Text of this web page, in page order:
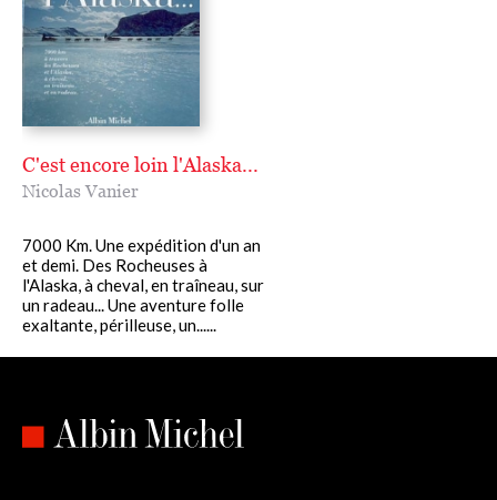
C'est encore loin l'Alaska...
Nicolas Vanier
7000 Km. Une expédition d'un an
et demi. Des Rocheuses à
l'Alaska, à cheval, en traîneau, sur
un radeau... Une aventure folle
exaltante, périlleuse, un......